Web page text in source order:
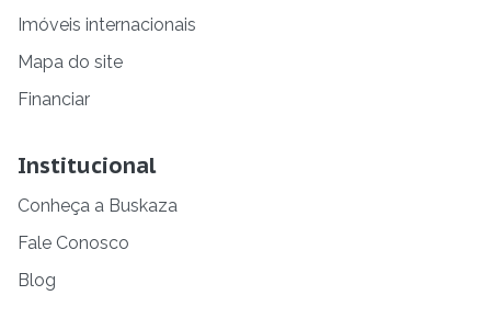
Imóveis internacionais
Mapa do site
Financiar
Institucional
Conheça a Buskaza
Fale Conosco
Blog